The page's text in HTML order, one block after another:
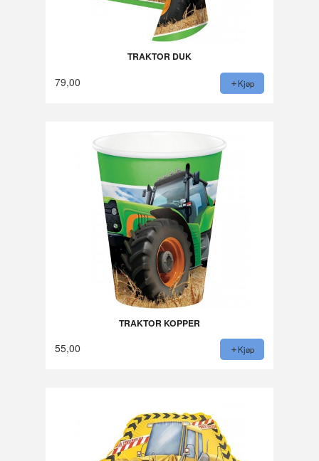
TRAKTOR DUK
79,00 Kjøp
TRAKTOR KOPPER
55,00 Kjøp